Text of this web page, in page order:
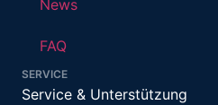
News
FAQ
SERVICE
Service & Unterstützung